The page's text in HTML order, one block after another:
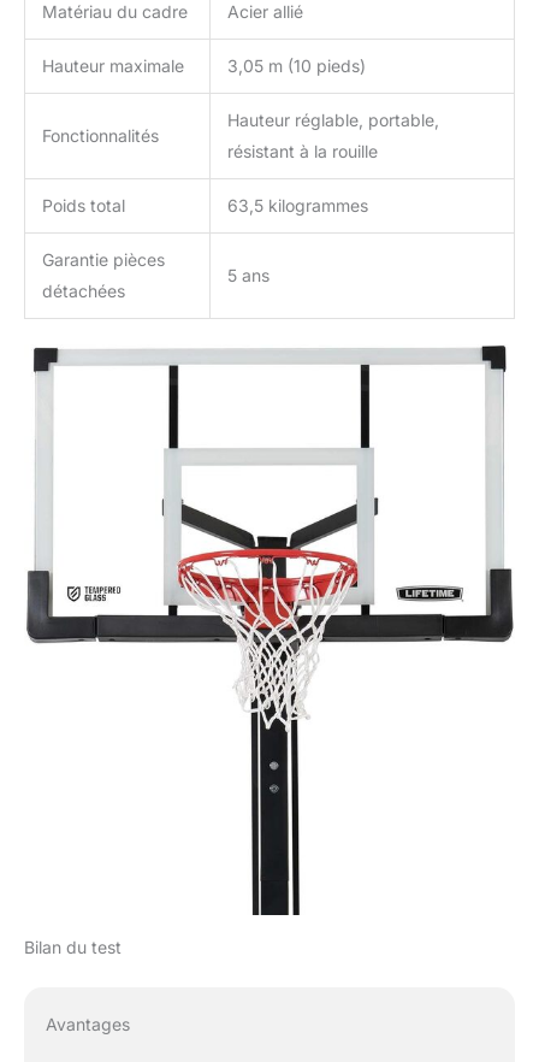
Matériau du cadre Acier allié
Hauteur maximale 3,05 m (10 pieds)
Fonctionnalités
Hauteur réglable, portable,
résistant à la rouille
Poids total 63,5 kilogrammes
Garantie pièces
détachées
5 ans
Bilan du test
Avantages